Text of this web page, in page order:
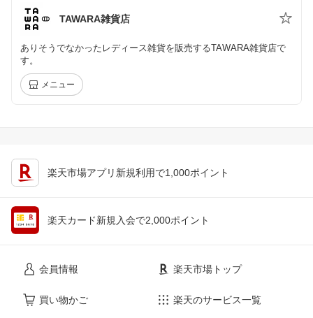
TAWARA雑貨店
ありそうでなかったレディース雑貨を販売するTAWARA雑貨店で
す。
メニュー
楽天市場アプリ新規利用で1,000ポイント
楽天カード新規入会で2,000ポイント
会員情報
買い物かご
楽天市場トップ
楽天のサービス一覧